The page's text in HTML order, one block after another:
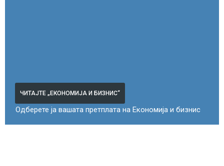
ЧИТАЈТЕ „ЕКОНОМИЈА И БИЗНИС“
Одберете ја вашата претплата на Економија и бизнис